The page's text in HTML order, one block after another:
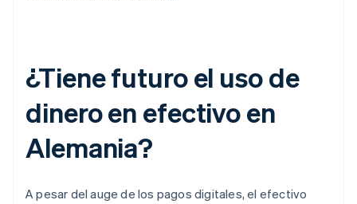
¿Tiene futuro el uso de
dinero en efectivo en
Alemania?
A pesar del auge de los pagos digitales, el efectivo